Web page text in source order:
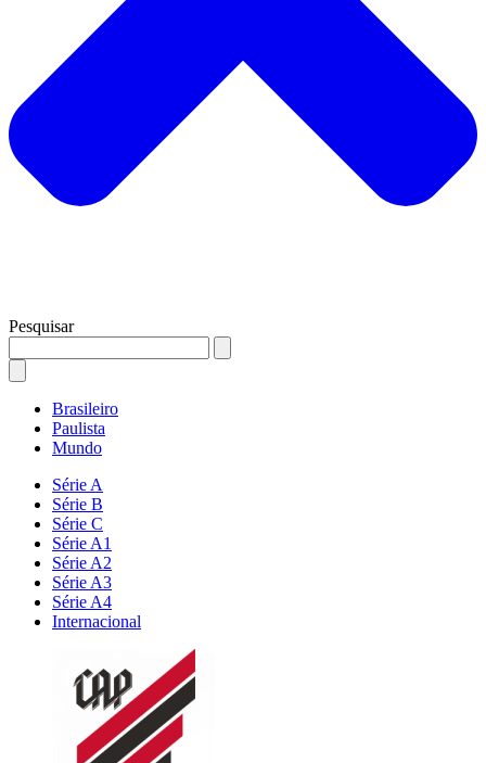
Pesquisar
Brasileiro
Paulista
Mundo
Série A
Série B
Série C
Série A1
Série A2
Série A3
Série A4
Internacional